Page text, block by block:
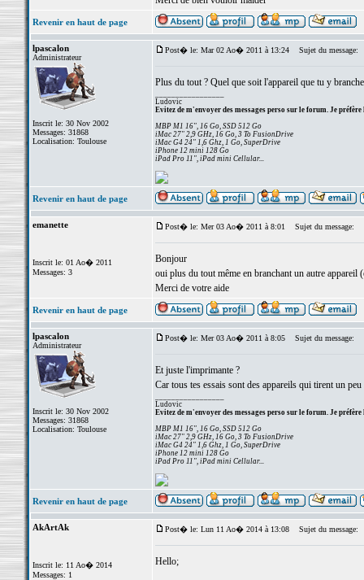
Revenir en haut de page
lpascalon
Administrateur
Inscrit le: 30 Nov 2002
Messages: 31868
Localisation: Toulouse
Post� le: Mar 02 Ao� 2011 à 13:24 Sujet du message:
Plus du tout ? Quel que soit l'appareil que tu y
Ludovic
Evitez de m'envoyer des messages perso sur le forum. Je préfère
MBP M1 16", 16 Go, SSD 512 Go
iMac 27" 2,9 GHz, 16 Go, 3 To FusionDrive
iMac G4 24" 1,6 Ghz, 1 Go, SuperDrive
iPhone 12 mini 128 Go
iPad Pro 11", iPad mini Cellular...
Revenir en haut de page
emanette
Inscrit le: 01 Ao� 2011
Messages: 3
Post� le: Mer 03 Ao� 2011 à 8:01 Sujet du message:
Bonjour
oui plus du tout même en branchant un autre
Merci de votre aide
Revenir en haut de page
lpascalon
Administrateur
Inscrit le: 30 Nov 2002
Messages: 31868
Localisation: Toulouse
Post� le: Mer 03 Ao� 2011 à 8:05 Sujet du message:
Et juste l'imprimante ?
Car tous tes essais sont des appareils qui tirent un
Ludovic
Evitez de m'envoyer des messages perso sur le forum. Je préfère
MBP M1 16", 16 Go, SSD 512 Go
iMac 27" 2,9 GHz, 16 Go, 3 To FusionDrive
iMac G4 24" 1,6 Ghz, 1 Go, SuperDrive
iPhone 12 mini 128 Go
iPad Pro 11", iPad mini Cellular...
Revenir en haut de page
AkArtAk
Inscrit le: 11 Ao� 2014
Messages: 1
Post� le: Lun 11 Ao� 2014 à 13:08 Sujet du message:
Hello;